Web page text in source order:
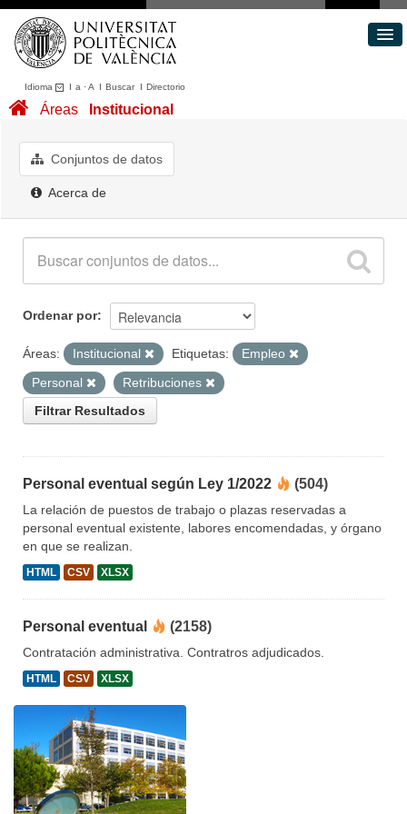
Idioma I a ·A I BuscarI Directorio
Conjuntos de datos
Acerca de
Áreas Institucional
Conjuntos de datos
Acerca de
Ordenar por
Áreas: Institucional Etiquetas:
Empleo
Personal
Retribuciones
Filtrar Resultados
Personal eventual según Ley 1/2022 (504)
La relación de puestos de trabajo o plazas reservadas a
personal eventual existente, labores encomendadas, y órgano
en que se realizan.
HTML CSV XLSX
Personal eventual (2158)
Contratación administrativa. Contratros adjudicados.
HTML CSV XLSX